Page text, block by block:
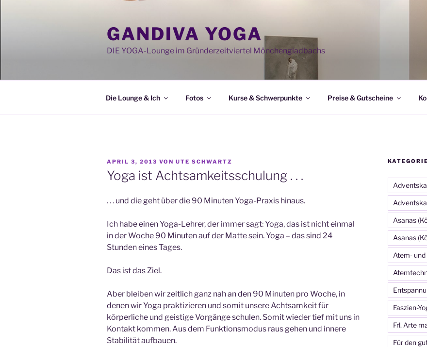
GANDIVA YOGA
DIE YOGA-Lounge im Gründerzeitviertel Mönchengladbachs
Die Lounge & Ich Fotos Kurse & Schwerpunkte Preise & Gutscheine
VERÖFFENTLICHT
AM
APRIL 3, 2013 VON UTE SCHWARTZ
Yoga ist Achtsamkeitsschulung . . .
. . . und die geht über die 90 Minuten Yoga-Praxis hinaus.
Ich habe einen Yoga-Lehrer, der immer sagt: Yoga, das ist nicht einmal
in der Woche 90 Minuten auf der Matte sein. Yoga – das sind 24
Stunden eines Tages.
Das ist das Ziel.
Aber bleiben wir zeitlich ganz nah an den 90 Minuten pro Woche, in
denen wir Yoga praktizieren und somit unsere Achtsamkeit für
körperliche und geistige Vorgänge schulen. Somit wieder tief mit uns in
Kontakt kommen. Aus dem Funktionsmodus raus gehen und innere
Stabilität aufbauen.
Asanas
Asanas
Atem- und
Faszien-
Frl. Arte
Für den